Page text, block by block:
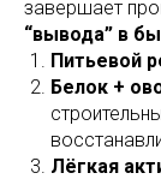
завершает
“вывода” в
Питьевой
Белок +
Лёгкая